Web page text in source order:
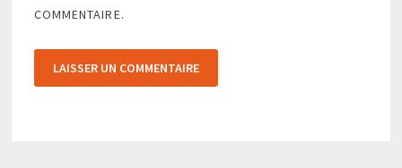
COMMENTAIRE.